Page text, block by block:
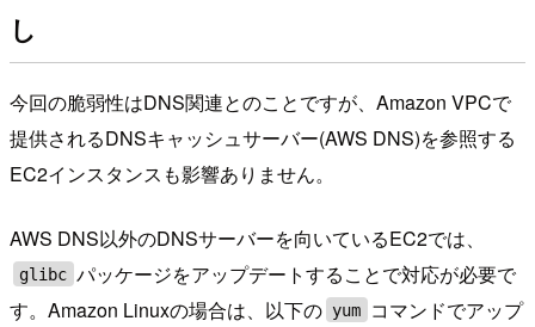
し
今回の脆弱性はDNS関連とのことですが、Amazon VPCで
提供されるDNSキャッシュサーバー(AWS DNS)を参照する
EC2インスタンスも影響ありません。
AWS DNS以外のDNSサーバーを向いているEC2では、
glibc パッケージをアップデートすることで対応が必要で
す。Amazon Linuxの場合は、以下の yum
コマンドでアップ